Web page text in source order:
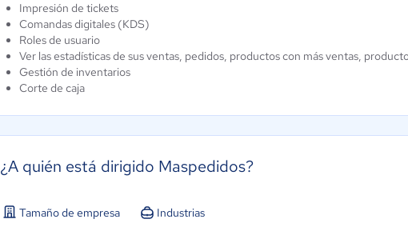
Impresión de tickets
Comandas digitales (KDS)
Roles de usuario
Ver las estadísticas de sus ventas, pedidos, productos con más ventas,
Gestión de inventarios
Corte de caja
¿A quién está dirigido Maspedidos?
Tamaño de empresa Industrias